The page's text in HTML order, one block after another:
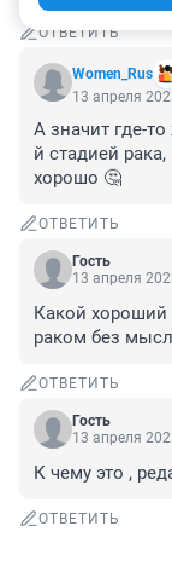
ОТВЕТИТЬ
Women_Rus
13 апреля
А значит где-
й стадией
хорошо 🤔
ОТВЕТИТЬ
Гость
13 апреля
Какой
раком без
ОТВЕТИТЬ
Гость
13 апреля
К чему это ,
ОТВЕТИТЬ